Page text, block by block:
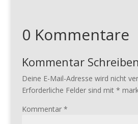
0 Kommentare
Kommentar Schreiben
Deine E-Mail-Adresse wird nicht
Erforderliche Felder sind mit *
Kommentar *